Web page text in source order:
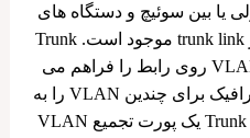
یا بین سوئیچ و دستگاه‌ های
سطح بالاتر به کار می ‌رود و در trunk link موجود است. Trunk
Port امکان راه اندازی چندین VLAN روی رابط را فراهم می
کند. به عبارت دیگر، می تواند ترافیک برای چندین VLAN را به
صورت همزمان حمل کند. Trunk Port یک پورت تجمیع VLAN